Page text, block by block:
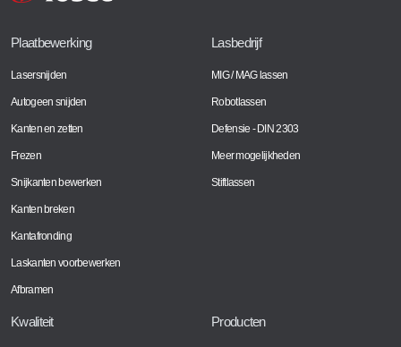
Plaatbewerking
Lasersnijden
Autogeen snijden
Kanten en zetten
Frezen
Snijkanten bewerken
Kanten breken
Kantafronding
Laskanten voorbewerken
Afbramen
Lasbedrijf
MIG / MAG lassen
Robotlassen
Defensie - DIN 2303
Meer mogelijkheden
Stiftlassen
Kwaliteit Producten